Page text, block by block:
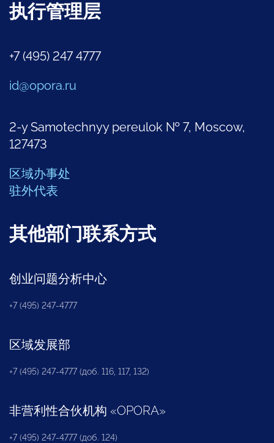
执行管理层
+7 (495) 247 4777
id@opora.ru
2-y Samotechnyy pereulok № 7, Moscow,
127473
区域办事处
驻外代表
其他部门联系方式
创业问题分析中心
+7 (495) 247-4777
区域发展部
+7 (495) 247-4777 (доб. 116, 117, 132)
非营利性合伙机构 «OPORA»
+7 (495) 247-4777 (доб. 124)